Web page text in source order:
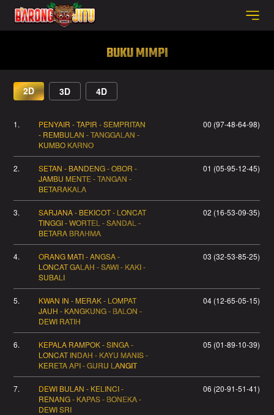
BUKU MIMPI
2D 3D 4D
1.
PENYAIR - TAPIR - SEMPRITAN
- REMBULAN - TANGGALAN -
KUMBO KARNO
00 (97-48-64-98)
2.
SETAN - BANDENG - OBOR -
JAMBU MENTE - TANGAN -
BETARAKALA
01 (05-95-12-45)
3.
SARJANA - BEKICOT - LONCAT
TINGGI - WORTEL - SANDAL -
BETARA BRAHMA
02 (16-53-09-35)
4.
ORANG MATI - ANGSA -
LONCAT GALAH - SAWI - KAKI -
SUBALI
03 (32-53-85-25)
5.
KWAN IN - MERAK - LOMPAT
JAUH - KANGKUNG - BALON -
DEWI RATIH
04 (12-65-05-15)
6.
KEPALA RAMPOK - SINGA -
LONCAT INDAH - KAYU MANIS -
KERETA API - GURU LANGIT
05 (01-89-10-39)
7.
DEWI BULAN - KELINCI -
RENANG - KAPAS - BONEKA -
DEWI SRI
06 (20-91-51-41)